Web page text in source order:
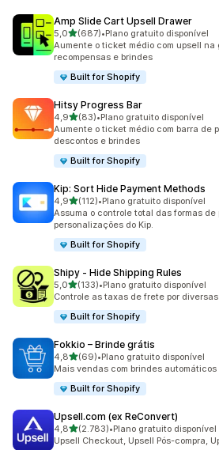
Amp Slide Cart Upsell Drawer
5,0de 5 estrelas
(687)
687 avaliações ao todo
•Plano gratuito disponível
Aumente o ticket médio com upsell
recompensas e brindes
Built for Shopify
Hitsy Progress Bar
4,9de 5 estrelas
(83)
83 avaliações ao todo
•Plano gratuito disponível
Aumente o ticket médio com barra de
descontos e brindes
Built for Shopify
Kip: Sort Hide Payment Methods
4,9de 5 estrelas
(112)
112 avaliações ao todo
•Plano gratuito disponível
Assuma o controle total das formas de
personalizações do Kip.
Built for Shopify
Shipy ‑ Hide Shipping Rules
5,0de 5 estrelas
(133)
133 avaliações ao todo
•Plano gratuito disponível
Controle as taxas de frete por
Built for Shopify
Fokkio – Brinde grátis
4,8de 5 estrelas
(69)
69 avaliações ao todo
•Plano gratuito disponível
Mais vendas com brindes
Built for Shopify
Upsell.com (ex ReConvert)
4,8de 5 estrelas
(2.783)
2783 avaliações ao todo
•Plano gratuito disponível
Upsell Checkout, Upsell Pós-compra,